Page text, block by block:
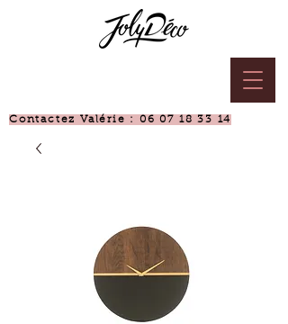
Contactez Valérie :06 07 18 33 14